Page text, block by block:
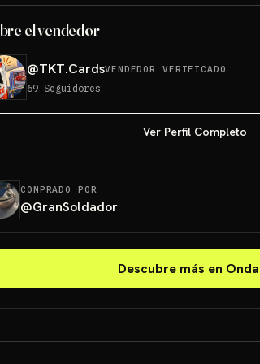
el vendedor
@TKT.CardsVENDEDOR VERIFICADO
69 Seguidores
Ver Perfil Completo
COMPRADO POR
@GranSoldador
Descubre más en Onda